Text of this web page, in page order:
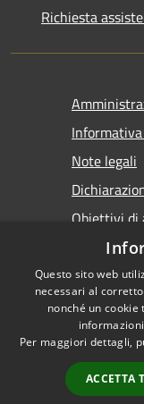
Richiesta
Note legali
Obiettivi di
Accessibilità
Questo sito web
necessari al
nonché un
Per maggiori dettagli,
ACCETTA